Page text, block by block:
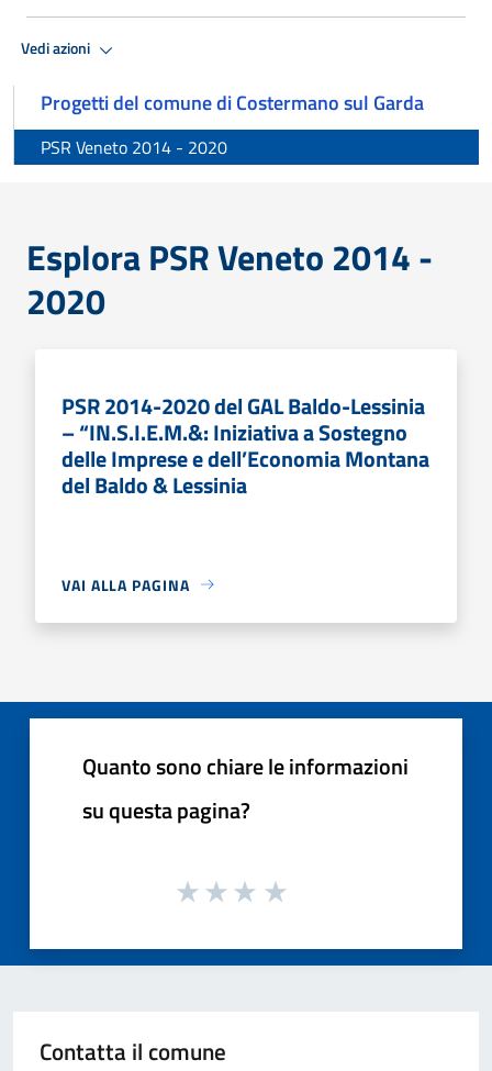
Vedi azioni
Progetti del comune di Costermano sul Garda
PSR Veneto 2014 - 2020
Esplora PSR Veneto 2014 -
2020
PSR 2014-2020 del GAL Baldo-Lessinia
– “IN.S.I.E.M.&: Iniziativa a Sostegno
delle Imprese e dell’Economia Montana
del Baldo & Lessinia
VAI ALLA PAGINA
Quanto sono chiare le informazioni
su questa pagina?
Contatta il comune